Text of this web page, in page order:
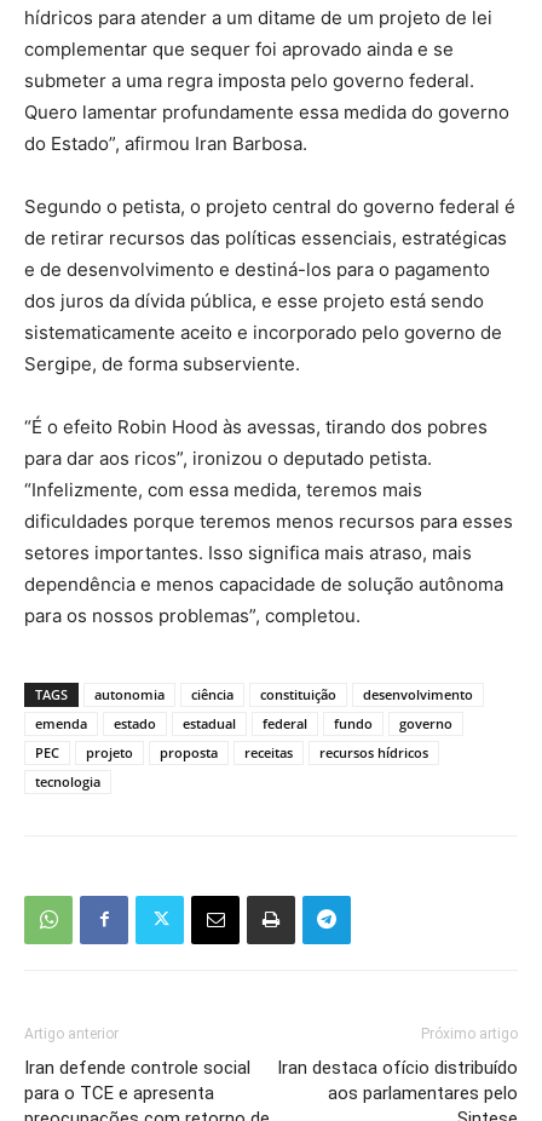
hídricos para atender a um ditame de um projeto de lei
complementar que sequer foi aprovado ainda e se
submeter a uma regra imposta pelo governo federal.
Quero lamentar profundamente essa medida do governo
do Estado”, afirmou Iran Barbosa.
Segundo o petista, o projeto central do governo federal é
de retirar recursos das políticas essenciais, estratégicas
e de desenvolvimento e destiná-los para o pagamento
dos juros da dívida pública, e esse projeto está sendo
sistematicamente aceito e incorporado pelo governo de
Sergipe, de forma subserviente.
“É o efeito Robin Hood às avessas, tirando dos pobres
para dar aos ricos”, ironizou o deputado petista.
“Infelizmente, com essa medida, teremos mais
dificuldades porque teremos menos recursos para esses
setores importantes. Isso significa mais atraso, mais
dependência e menos capacidade de solução autônoma
para os nossos problemas”, completou.
TAGS autonomia ciência constituição
desenvolvimento
emenda
estado estadual federal fundo
governo
PEC
projeto proposta receitas
recursos hídricos
tecnologia
Artigo anterior
Iran defende controle social
para o TCE e apresenta
Próximo artigo
Iran destaca ofício distribuído
aos parlamentares pelo